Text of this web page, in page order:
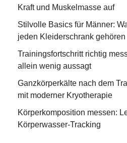
Kraft und Muskelmasse auf
Stilvolle Basics für Männer:
jeden Kleiderschrank gehören
Trainingsfortschritt richtig
allein wenig aussagt
Ganzkörperkälte nach dem
mit moderner Kryotherapie
Körperkomposition messen:
Körperwasser-Tracking